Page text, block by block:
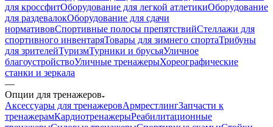
для кроссфитОборудование для легкой атлетикиОборудование
для раздевалокОборудование для сдачи
нормативовСпортивные полосы препятствийСтеллажи для
спортивного инвентаряТовары для зимнего спортаТрибуны
для зрителейТуризмТурники и брусьяУличное
благоустройствоУличные тренажерыХореографические
станки и зеркала
—
Опции для тренажеров
Аксессуары для тренажеровАрмрестлингЗапчасти к
тренажерамКардиотренажерыРеабилитационные